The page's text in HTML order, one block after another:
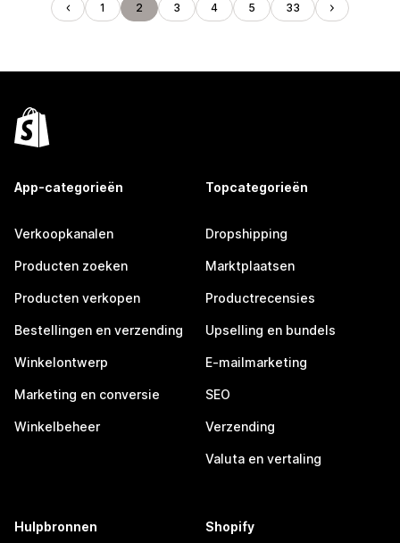
1 2 3 4 5 33
App-categorieën
Verkoopkanalen
Producten zoeken
Producten verkopen
Bestellingen en verzending
Winkelontwerp
Marketing en conversie
Winkelbeheer
Topcategorieën
Dropshipping
Marktplaatsen
Productrecensies
Upselling en bundels
E-mailmarketing
SEO
Verzending
Valuta en vertaling
Hulpbronnen Shopify